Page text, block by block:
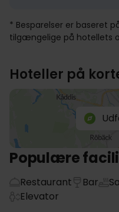
* Besparelser er baseret
tilgængelige på hotellets
Hoteller på
Populære
Restaurant Bar
Elevator